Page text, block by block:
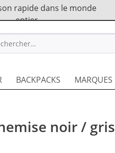
rapide dans le monde
entier
FR
BACKPACKS MARQUES
noir / gris